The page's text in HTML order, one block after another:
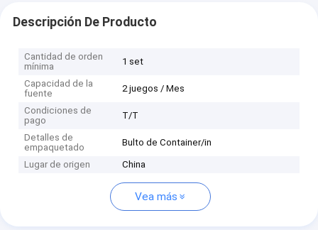
Descripción De Producto
Cantidad de orden
mínima
1 set
Capacidad de la
fuente
2 juegos / Mes
Condiciones de
pago
T/T
Detalles de
empaquetado
Bulto de Container/in
Lugar de origen China
Vea más